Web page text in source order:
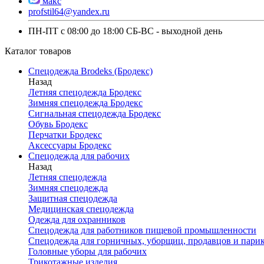
profstil64@yandex.ru
ПН-ПТ с 08:00 до 18:00 СБ-ВС - выходной день
Каталог товаров
Спецодежда Brodeks (Бродекс)
Назад
Летняя спецодежда Бродекс
Зимняя спецодежда Бродекс
Сигнальная спецодежда Бродекс
Обувь Бродекс
Перчатки Бродекс
Аксессуары Бродекс
Спецодежда для рабочих
Назад
Летняя спецодежда
Зимняя спецодежда
Защитная спецодежда
Медицинская спецодежда
Одежда для охранников
Спецодежда для работников пищевой промышленности
Спецодежда для горничных, уборщиц, продавцов и
Головные уборы для рабочих
Трикотажные изделия